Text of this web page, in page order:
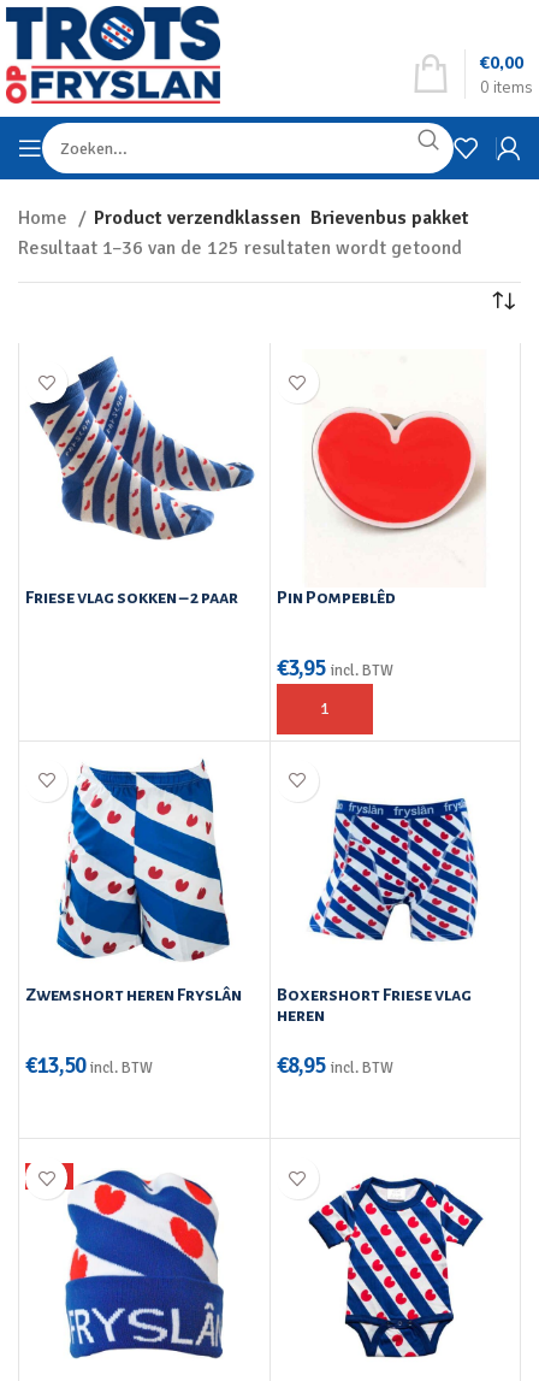
0 items
€0,00
Home Product verzendklassen Brievenbus pakket
Resultaat 1–36 van de 125 resultaten wordt getoond
Friese vlag sokken – 2 paar Pin Pompeblêd
€3,95 incl. BTW
Zwemshort heren Fryslân
€13,50 incl. BTW
Boxershort Friese vlag
heren
€8,95 incl. BTW
TIP